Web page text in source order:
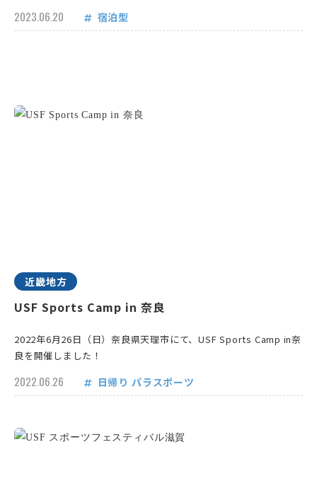
2023.06.20 宿泊型
近畿地方
USF Sports Camp in 奈良
2022年6月26日（日）奈良県天理市にて、USF Sports Camp in奈
良を開催しました！
2022.06.26 日帰り パラスポーツ